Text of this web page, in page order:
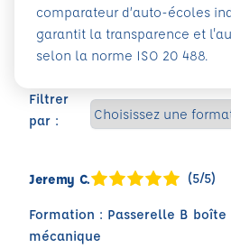
Filtrer
par :
Jeremy C. (5/5)
Formation : Passerelle B
mécanique
comparateur d’auto-écoles
garantit la transparence et
selon la norme ISO 20 488.